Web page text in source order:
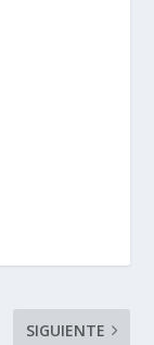
SIGUIENTE